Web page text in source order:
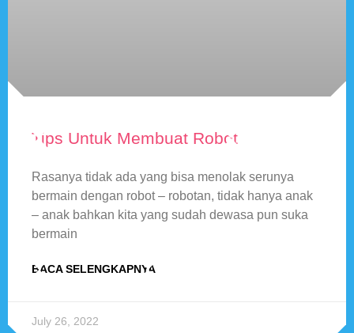
Tips Untuk Membuat Robot
Rasanya tidak ada yang bisa menolak serunya
bermain dengan robot – robotan, tidak hanya anak
– anak bahkan kita yang sudah dewasa pun suka
bermain
BACA SELENGKAPNYA
July 26, 2022